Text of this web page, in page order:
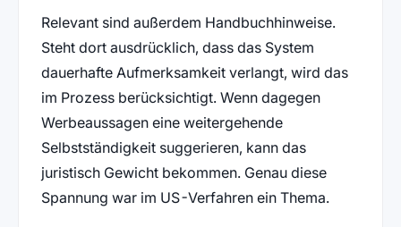
Relevant sind außerdem Handbuchhinweise.
Steht dort ausdrücklich, dass das System
dauerhafte Aufmerksamkeit verlangt, wird das
im Prozess berücksichtigt. Wenn dagegen
Werbeaussagen eine weitergehende
Selbstständigkeit suggerieren, kann das
juristisch Gewicht bekommen. Genau diese
Spannung war im US-Verfahren ein Thema.